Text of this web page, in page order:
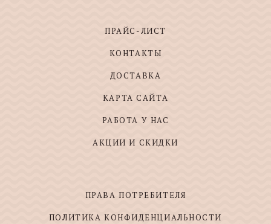
ПРАЙС-ЛИСТ
КОНТАКТЫ
ДОСТАВКА
КАРТА САЙТА
РАБОТА У НАС
АКЦИИ И СКИДКИ
ПРАВА ПОТРЕБИТЕЛЯ
ПОЛИТИКА КОНФИДЕНЦИАЛЬНОСТИ